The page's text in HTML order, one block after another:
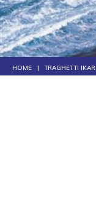
HOME TRAGHETTI